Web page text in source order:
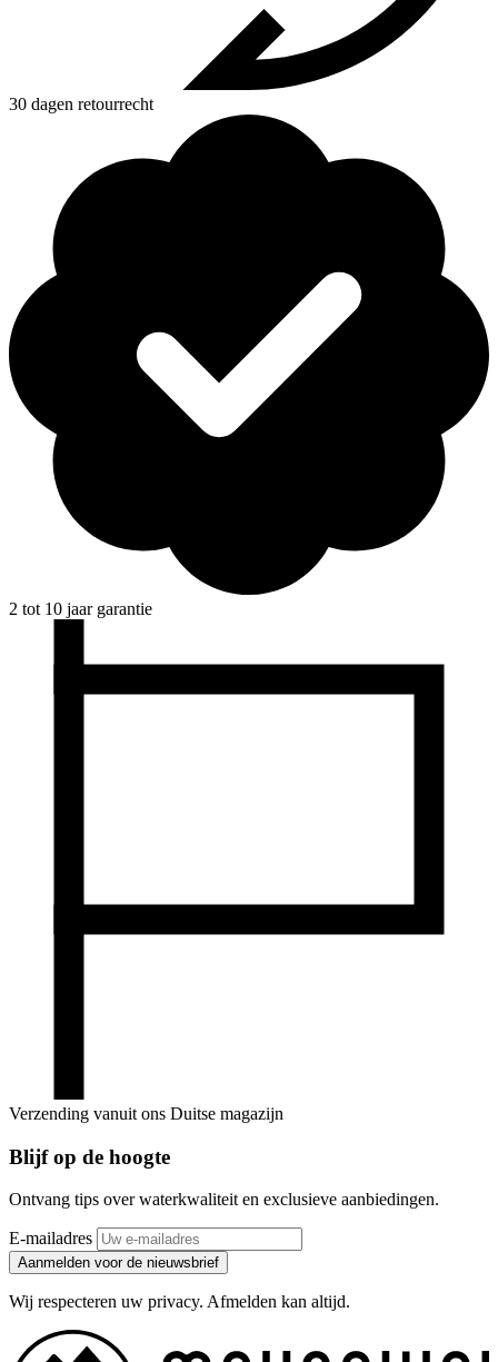
30 dagen retourrecht
2 tot 10 jaar garantie
Verzending vanuit ons Duitse magazijn
Blijf op de hoogte
Ontvang tips over waterkwaliteit en exclusieve aanbiedingen.
E-mailadres
Aanmelden voor de nieuwsbrief
Wij respecteren uw privacy. Afmelden kan altijd.